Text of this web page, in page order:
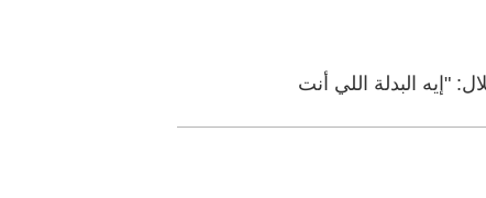
"إيه البدلة اللي أنت